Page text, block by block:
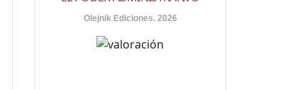
Olejnik Ediciones. 2026